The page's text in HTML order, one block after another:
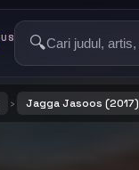
US 🔍
› Jagga Jasoos (2017)